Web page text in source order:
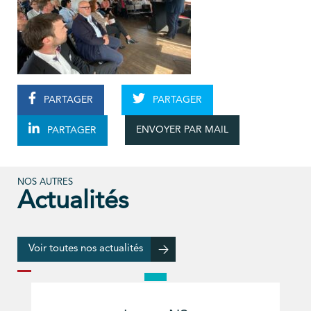
PARTAGER PARTAGER
PARTAGER ENVOYER PAR MAIL
NOS AUTRES
Actualités
Voir toutes nos actualités